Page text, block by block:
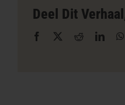
Sherman
Oaks
Deel Dit
Facebook Reddit